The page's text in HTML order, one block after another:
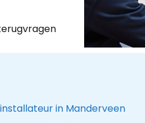
in Manderveen